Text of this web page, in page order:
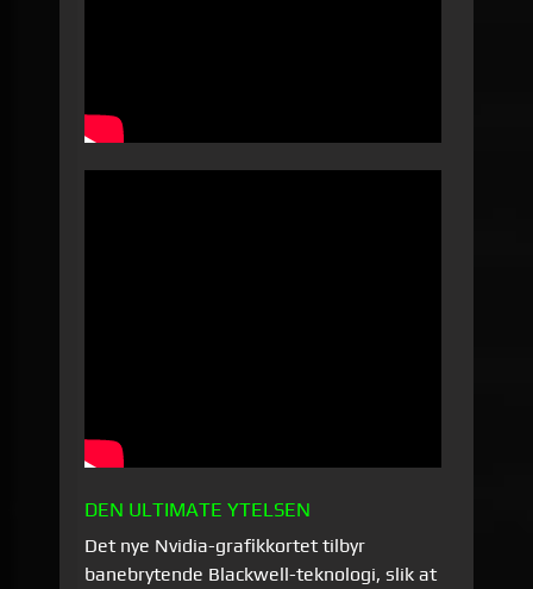
DEN ULTIMATE YTELSEN
Det nye Nvidia-grafikkortet tilbyr
banebrytende Blackwell-teknologi, slik at